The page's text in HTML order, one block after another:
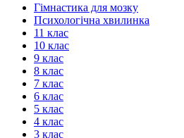
Гімнастика для мозку
Психологічна хвилинка
11 клас
10 клас
9 клас
8 клас
7 клас
6 клас
5 клас
4 клас
3 клас